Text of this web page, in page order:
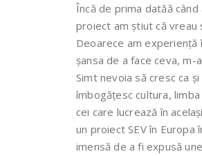
Încă de prima datăă
proiect am știut că vreau
Deoarece am experiență
șansa de a face ceva,
Simt nevoia să cresc ca
îmbogățesc cultura,
cei care lucrează în
un proiect SEV în Europa
imensă de a fi expusă